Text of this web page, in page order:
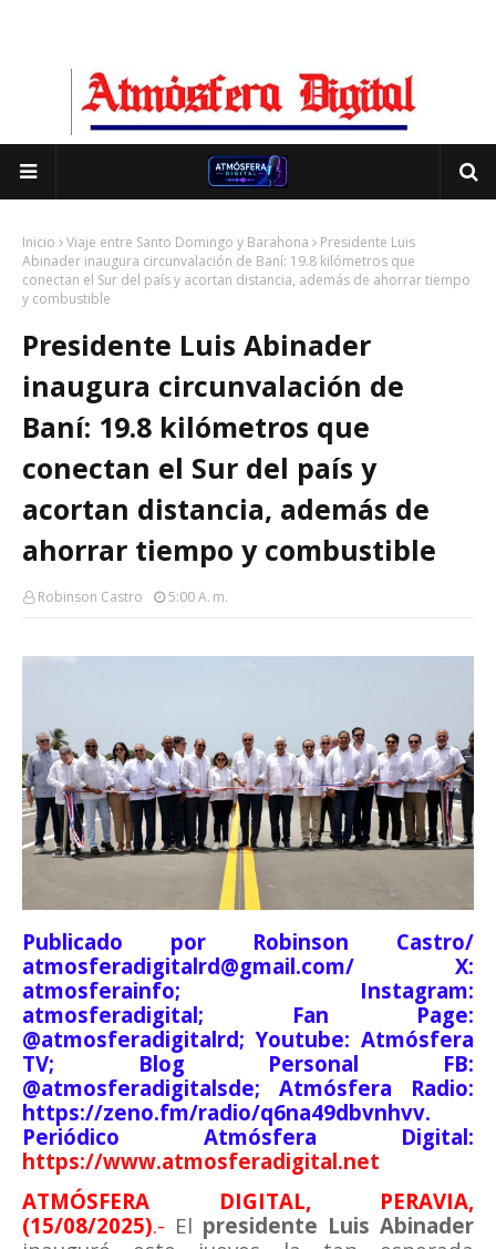
Inicio Viaje entre Santo Domingo y Barahona
Presidente Luis
Abinader inaugura circunvalación de Baní: 19.8 kilómetros que
conectan el Sur del país y acortan distancia, además de ahorrar tiempo
y combustible
Presidente Luis Abinader
inaugura circunvalación de
Baní: 19.8 kilómetros que
conectan el Sur del país y
acortan distancia, además de
ahorrar tiempo y combustible
Robinson Castro 5:00 A. M.
Publicado por Robinson Castro/
atmosferadigitalrd@gmail.com/ X:
atmosferainfo; Instagram:
atmosferadigital; Fan Page:
@atmosferadigitalrd; Youtube: Atmósfera
TV; Blog Personal FB:
@atmosferadigitalsde; Atmósfera Radio:
https://zeno.fm/radio/q6na49dbvnhvv.
Periódico Atmósfera Digital:
https://www.atmosferadigital.net
ATMÓSFERA DIGITAL, PERAVIA,
(15/08/2025).- El presidente Luis Abinader